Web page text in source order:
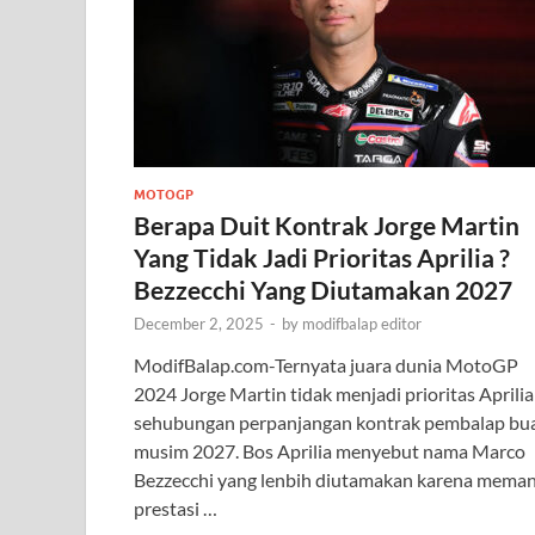
MOTOGP
Berapa Duit Kontrak Jorge Martin
Yang Tidak Jadi Prioritas Aprilia ?
Bezzecchi Yang Diutamakan 2027
December 2, 2025 - by modifbalap editor
ModifBalap.com-Ternyata juara dunia MotoGP
2024 Jorge Martin tidak menjadi prioritas Aprilia
sehubungan perpanjangan kontrak pembalap
musim 2027. Bos Aprilia menyebut nama Marco
Bezzecchi yang lenbih diutamakan karena
prestasi …